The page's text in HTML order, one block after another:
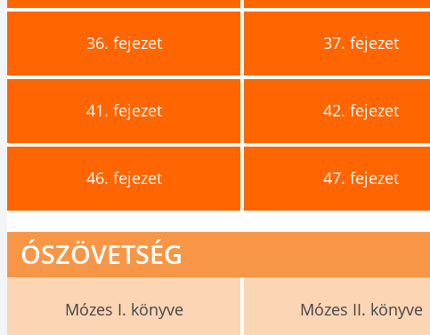
36. fejezet 37. fejezet
41. fejezet 42. fejezet
46. fejezet 47. fejezet
ÓSZÖVETSÉG
Mózes I. könyve Mózes II. könyve